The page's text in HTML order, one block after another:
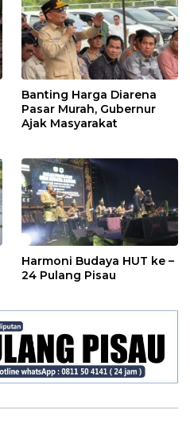
Banting Harga Diarena
Pasar Murah, Gubernur
Ajak Masyarakat
Harmoni Budaya HUT ke –
24 Pulang Pisau